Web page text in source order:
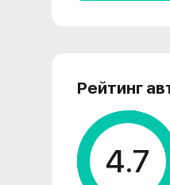
Рейтинг
4.7